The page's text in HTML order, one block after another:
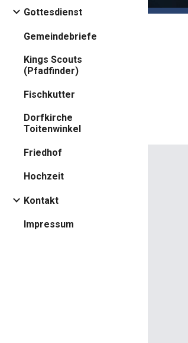
Gottesdienst
Gemeindebriefe
Kings Scouts
(Pfadfinder)
Fischkutter
Dorfkirche
Toitenwinkel
Friedhof
Hochzeit
Kontakt
Impressum